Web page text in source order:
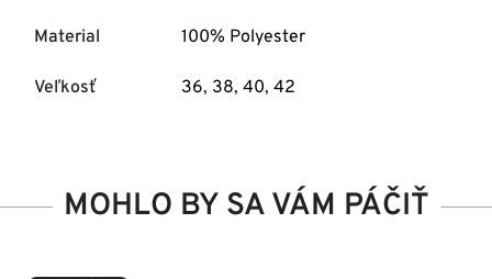
Material 100% Polyester
Veľkosť 36, 38, 40, 42
MOHLO BY SA VÁM PÁČIŤ